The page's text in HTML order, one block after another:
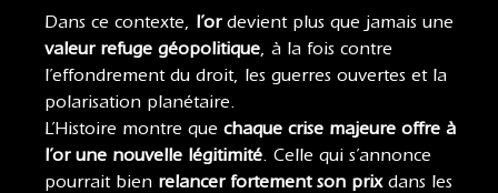
Dans ce contexte, l’ordevient plus que jamais une
valeur refuge géopolitique, à la fois contre
l’effondrement du droit, les guerres ouvertes et la
polarisation planétaire.
L’Histoire montre que chaque crise majeure offre à
l’or une nouvelle légitimité. Celle qui s’annonce
pourrait bien relancer fortement son prixdans les